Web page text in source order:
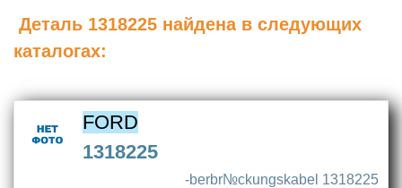
Деталь 1318225 найдена в следующих
каталогах:
FORD
1318225
-berbr№ckungskabel 1318225